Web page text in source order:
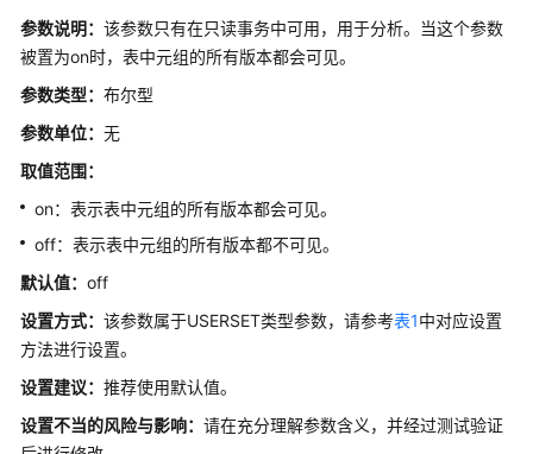
询
规
划
告
和
警
报
参数说明： 该参数只有在只读事务中可用，用于分析。当这个参数
被置为on时，表中元组的所有版本都会可见。
参数类型： 布尔型
参数单位： 无
取值范围：
on：表示表中元组的所有版本都会可见。
off：表示表中元组的所有版本都不可见。
默认值： off
设置方式： 该参数属于USERSET类型参数，请参考表1中对应设置
方法进行设置。
设置建议： 推荐使用默认值。
设置不当的风险与影响： 请在充分理解参数含义，并经过测试验证